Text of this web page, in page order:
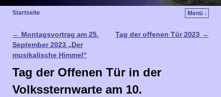
Startseite Menü ↓
Artikelnavigation
← Montagsvortrag am 25.
September 2023 „Der
musikalische Himmel“
Tag der offenen Tür 2023 →
Tag der Offenen Tür in der
Volkssternwarte am 10.